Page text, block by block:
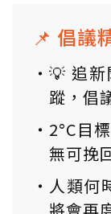
📌 倡議
💡 追
蹤，倡
2°C目
無可挽
人類何